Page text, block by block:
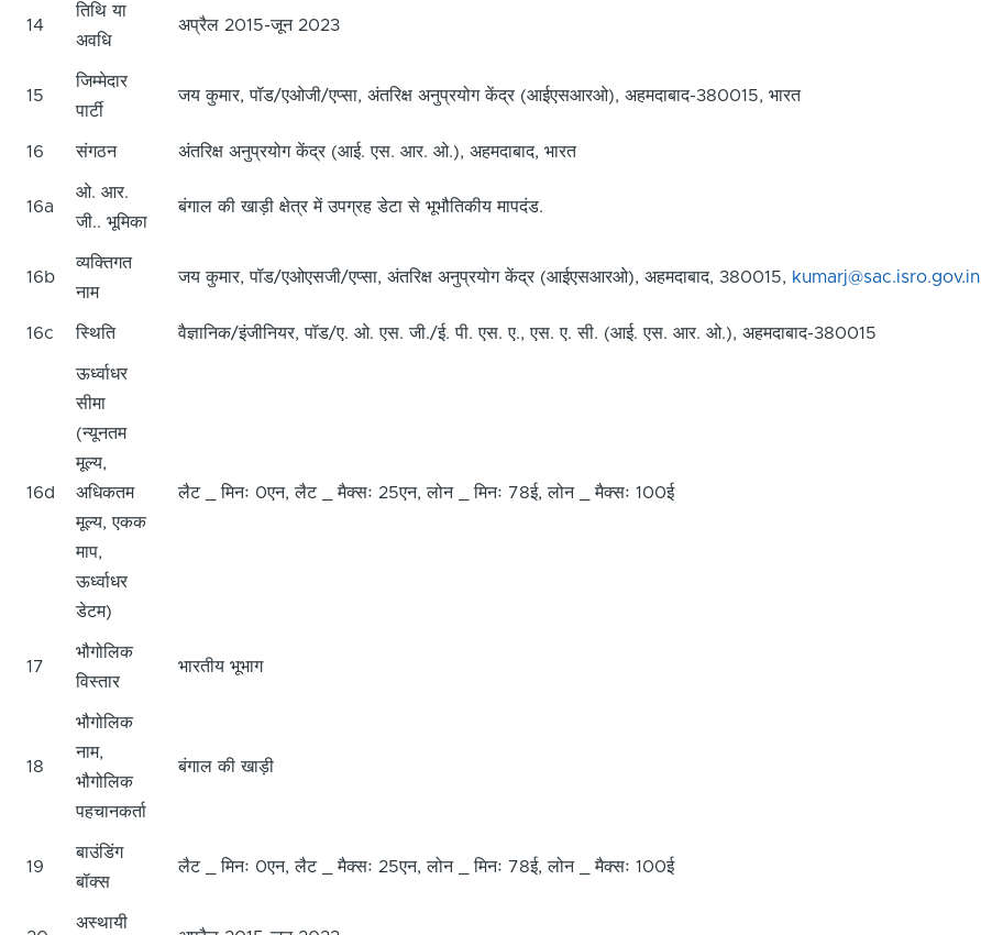
14
तिथि या
अवधि
अप्रैल 2015-जून 2023
15
जिम्मेदार
पार्टी
जय कुमार, पॉड/एओजी/एप्सा, अंतरिक्ष अनुप्रयोग केंद्र (आईएसआरओ), अहमदाबाद-380015, भारत
16 संगठन अंतरिक्ष अनुप्रयोग केंद्र (आई. एस. आर. ओ.), अहमदाबाद, भारत
16a
ओ. आर.
जी.. भूमिका
बंगाल की खाड़ी क्षेत्र में उपग्रह डेटा से भूभौतिकीय मापदंड.
16b
व्यक्तिगत
नाम
जय कुमार, पॉड/एओएसजी/एप्सा, अंतरिक्ष अनुप्रयोग केंद्र (आईएसआरओ), अहमदाबाद, 380015, kumarj@sac.isro.gov.in
16c स्थिति वैज्ञानिक/इंजीनियर, पॉड/ए. ओ. एस. जी./ई. पी. एस. ए., एस. ए. सी. (आई. एस. आर. ओ.), अहमदाबाद-380015
16d
ऊर्ध्वाधर
सीमा
(न्यूनतम
मूल्य,
अधिकतम
मूल्य, एकक
माप,
ऊर्ध्वाधर
डेटम)
लैट _ मिनः 0एन, लैट _ मैक्सः 25एन, लोन _ मिनः 78ई, लोन _ मैक्सः 100ई
17
भौगोलिक
विस्तार
भारतीय भूभाग
18
भौगोलिक
नाम,
भौगोलिक
पहचानकर्ता
बंगाल की खाड़ी
19
बाउंडिंग
बॉक्स
लैट _ मिनः 0एन, लैट _ मैक्सः 25एन, लोन _ मिनः 78ई, लोन _ मैक्सः 100ई
अस्थायी